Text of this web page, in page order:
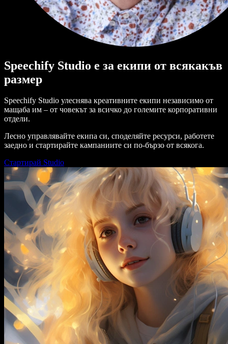
Speechify Studio е за екипи от всякакъв
размер
Speechify Studio улеснява креативните екипи независимо от
мащаба им – от човекът за всичко до големите корпоративни
отдели.
Лесно управлявайте екипа си, споделяйте ресурси, работете
заедно и стартирайте кампаниите си по-бързо от всякога.
Стартирай Studio